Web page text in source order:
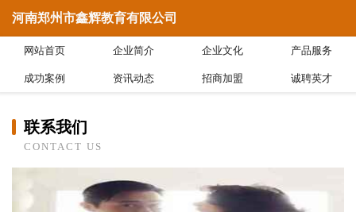
河南郑州市鑫辉教育有限公司
网站首页 企业简介 企业文化 产品服务
成功案例 资讯动态 招商加盟 诚聘英才
联系我们
CONTACT US